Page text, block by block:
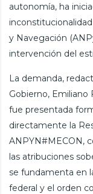
autonomía, ha
y Navegación
intervención del
La demanda,
Gobierno, Emiliano
fue presentada
directamente la
ANPYN#MECON,
las atribuciones
se fundamenta en
federal y el orden